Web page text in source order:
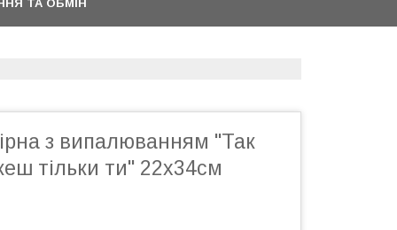
ТА ОБМІН
з випалюванням "Так
тільки ти" 22х34см